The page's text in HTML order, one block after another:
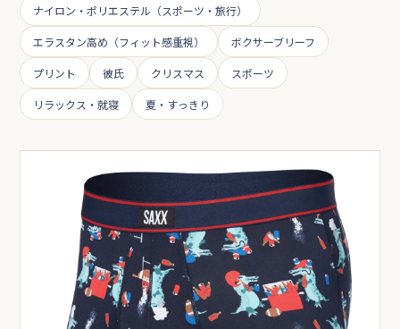
ナイロン・ポリエステル（スポーツ・旅行）
エラスタン高め（フィット感重視） ボクサーブリーフ
プリント 彼氏 クリスマス スポーツ
リラックス・就寝 夏・すっきり